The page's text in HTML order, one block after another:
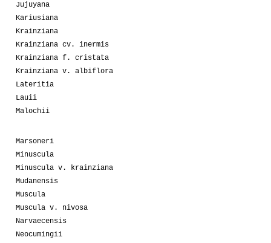
Jujuyana
Kariusiana
Krainziana
Krainziana cv. inermis
Krainziana f. cristata
Krainziana v. albiflora
Lateritia
Lauii
Malochii
Marsoneri
Minuscula
Minuscula v. krainziana
Mudanensis
Muscula
Muscula v. nivosa
Narvaecensis
Neocumingii